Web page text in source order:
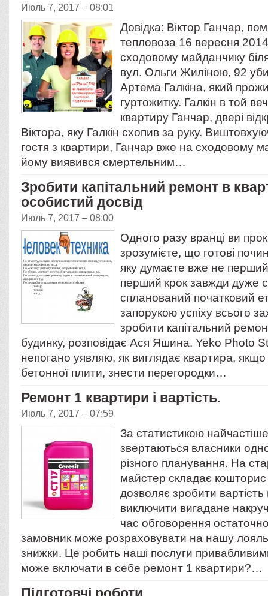
Июль 7, 2017 – 08:01
Довідка: Віктор Ганчар,
тепловоза 16 вересня
сходовому майданчику
вул. Ольги Жиліною, 92
Артема Галкіна, який
гуртожитку. Галкін в той
квартиру Ганчар, двері
Віктора, яку Галкін схопив за руку.
гостя з квартири, Ганчар вже на сходовому
йому виявився смертельним…
Зробити капітальний ремонт в
особистий досвід
Июль 7, 2017 – 08:00
Одного разу вранці ви
зрозумієте, що готові
яку думаєте вже не
перший крок завжди дуже
спланований початковий
запорукою успіху всього
зробити капітальний
будинку, розповідає Ася Яшина. Yeko Photo
непогано уявляю, як виглядає квартира,
бетонної плити, знести перегородки…
Ремонт 1 квартири і вартість.
Июль 7, 2017 – 07:59
За статистикою
звертаються власники
різного планування. На
майстер складає
дозволяє зробити
виключити вигадане
час обговорення
замовник може розраховувати на нашу
знижки. Це робить наші послуги
може включати в себе ремонт 1 квартири?…